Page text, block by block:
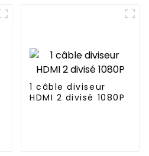
1 câble diviseur
HDMI 2 divisé 1080P